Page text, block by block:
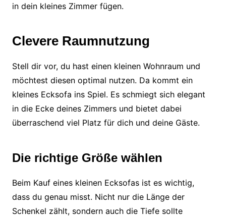
in dein kleines Zimmer fügen.
Clevere Raumnutzung
Stell dir vor, du hast einen kleinen Wohnraum und
möchtest diesen optimal nutzen. Da kommt ein
kleines Ecksofa ins Spiel. Es schmiegt sich elegant
in die Ecke deines Zimmers und bietet dabei
überraschend viel Platz für dich und deine Gäste.
Die richtige Größe wählen
Beim Kauf eines kleinen Ecksofas ist es wichtig,
dass du genau misst. Nicht nur die Länge der
Schenkel zählt, sondern auch die Tiefe sollte